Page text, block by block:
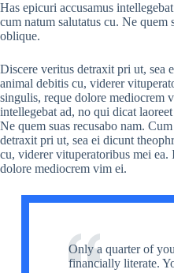
Has epicuri accusamus
cum natum salutatus cu. Ne quem
oblique.
Discere veritus detraxit pri ut, sea
animal debitis cu, viderer
singulis, reque dolore mediocrem
intellegebat ad, no qui dicat
Ne quem suas recusabo nam.
detraxit pri ut, sea ei dicunt
cu, viderer vituperatoribus mei
dolore mediocrem vim ei.
Only a quarter of
financially literate.